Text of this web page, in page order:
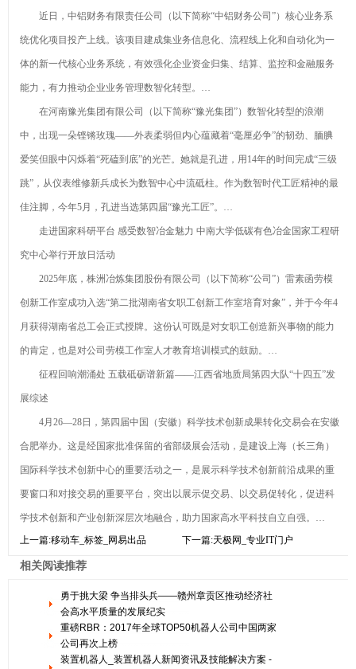
近日，中铝财务有限责任公司（以下简称“中铝财务公司”）核心业务系
统优化项目投产上线。该项目建成集业务信息化、流程线上化和自动化为一
体的新一代核心业务系统，有效强化企业资金归集、结算、监控和金融服务
能力，有力推动企业业务管理数智化转型。…
在河南豫光集团有限公司（以下简称“豫光集团”）数智化转型的浪潮
中，出现一朵铿锵玫瑰——外表柔弱但内心蕴藏着“毫厘必争”的韧劲、腼腆
爱笑但眼中闪烁着“死磕到底”的光芒。她就是孔进，用14年的时间完成“三级
跳”，从仪表维修新兵成长为数智中心中流砥柱。作为数智时代工匠精神的最
佳注脚，今年5月，孔进当选第四届“豫光工匠”。…
走进国家科研平台 感受数智冶金魅力 中南大学低碳有色冶金国家工程研
究中心举行开放日活动
2025年底，株洲冶炼集团股份有限公司（以下简称“公司”）雷素函劳模
创新工作室成功入选“第二批湖南省女职工创新工作室培育对象”，并于今年4
月获得湖南省总工会正式授牌。这份认可既是对女职工创造新兴事物的能力
的肯定，也是对公司劳模工作室人才教育培训模式的鼓励。…
征程回响潮涌处 五载砥砺谱新篇——江西省地质局第四大队“十四五”发
展综述
4月26—28日，第四届中国（安徽）科学技术创新成果转化交易会在安徽
合肥举办。这是经国家批准保留的省部级展会活动，是建设上海（长三角）
国际科学技术创新中心的重要活动之一，是展示科学技术创新前沿成果的重
要窗口和对接交易的重要平台，突出以展示促交易、以交易促转化，促进科
学技术创新和产业创新深层次地融合，助力国家高水平科技自立自强。…
上一篇:移动车_标签_网易出品 下一篇:天极网_专业IT门户
相关阅读推荐
勇于挑大梁 争当排头兵——赣州章贡区推动经济社
会高水平质量的发展纪实
重磅RBR：2017年全球TOP50机器人公司中国两家
公司再次上榜
装置机器人_装置机器人新闻资讯及技能解决方案 -